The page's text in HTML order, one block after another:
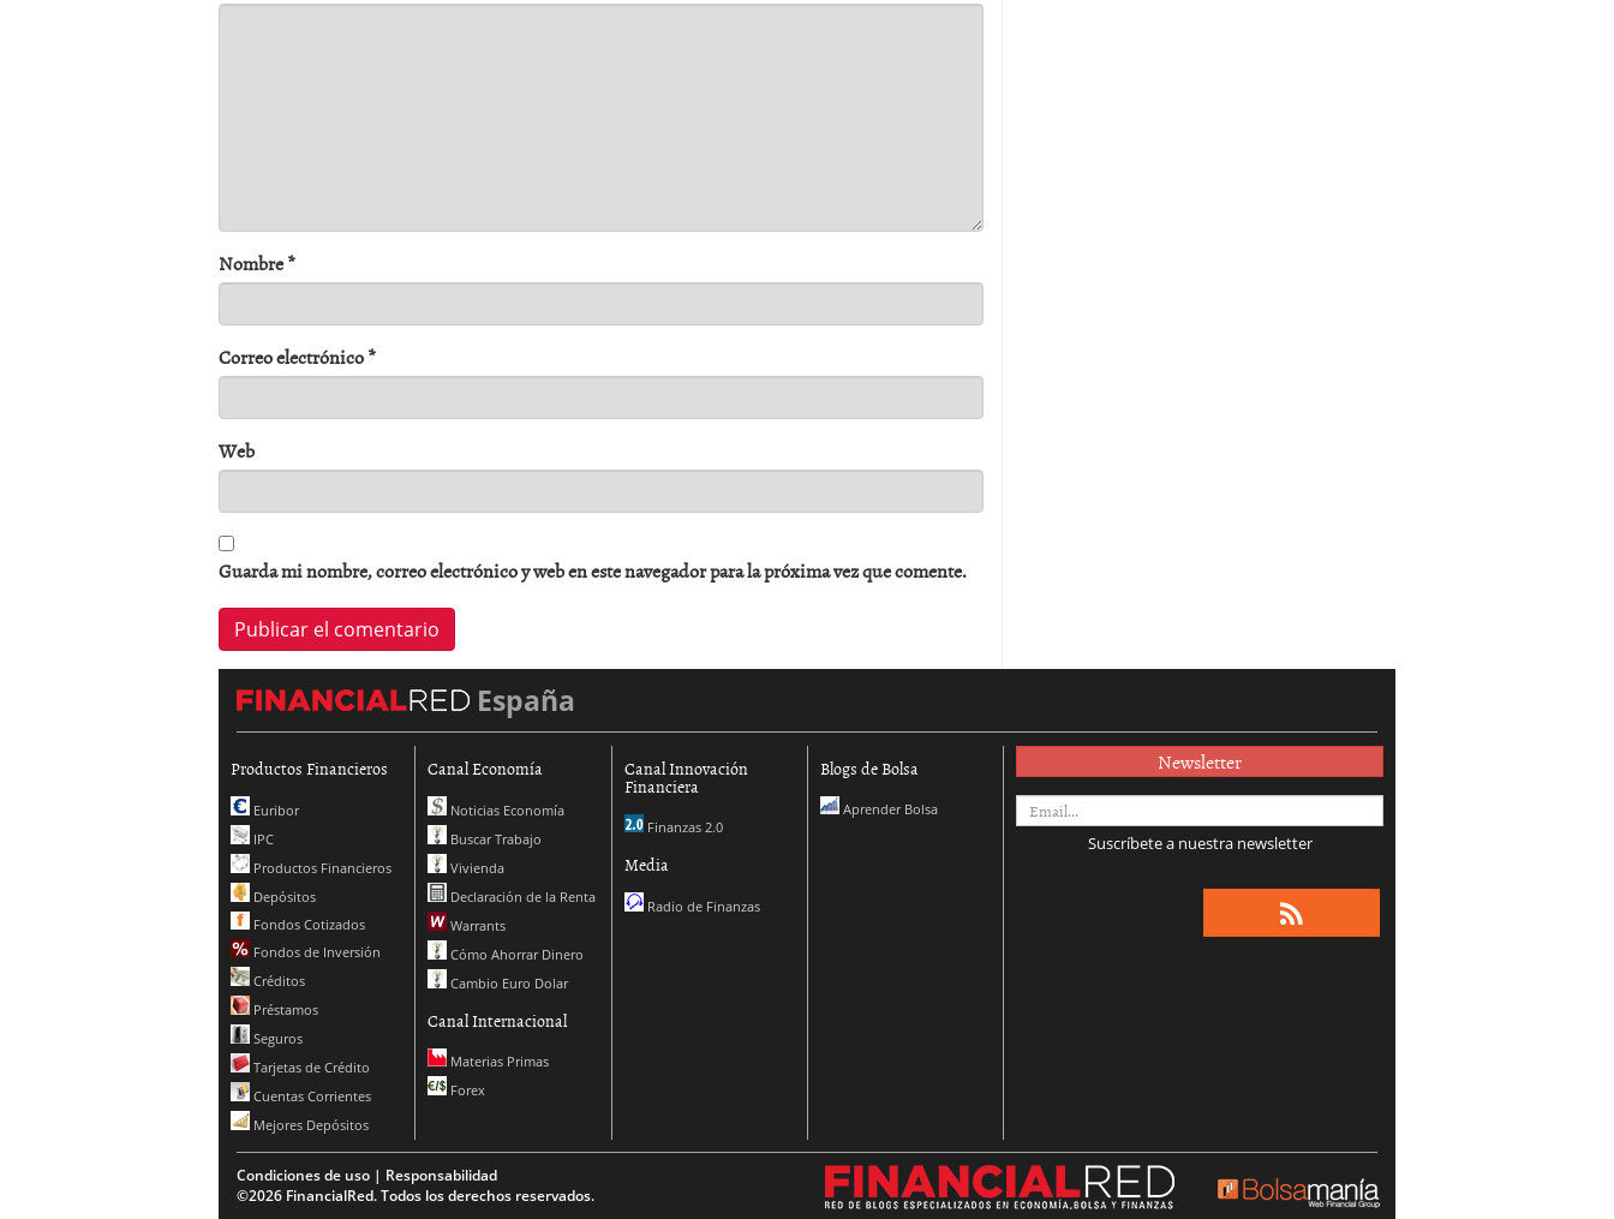
Nombre*
Correo electrónico*
Web
Guarda mi nombre, correo electrónico y web en este navegador para la próxima vez que comente.
España
Productos Financieros
Euribor
IPC
Productos Financieros
Depósitos
Fondos Cotizados
Fondos de Inversión
Créditos
Préstamos
Seguros
Tarjetas de Crédito
Cuentas Corrientes
Mejores Depósitos
Canal Economía
Noticias Economía
Buscar Trabajo
Vivienda
Declaración de la Renta
Warrants
Cómo Ahorrar Dinero
Cambio Euro Dolar
Canal Internacional
Materias Primas
Forex
Canal Innovación
Financiera
Finanzas 2.0
Media
Radio de Finanzas
Blogs de Bolsa
Aprender Bolsa
Newsletter
Suscríbete a nuestra newsletter
Condiciones de uso | Responsabilidad
©2026 FinancialRed. Todos los derechos reservados.